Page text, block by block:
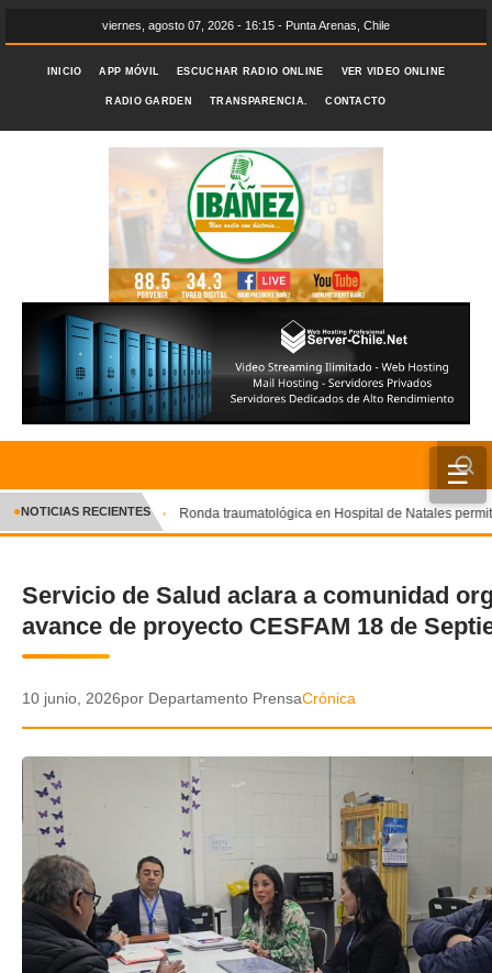
viernes, agosto 07, 2026 - 16:15 - Punta Arenas, Chile
INICIO APP MÓVIL ESCUCHAR RADIO ONLINE VER VIDEO ONLINE
RADIO GARDEN TRANSPARENCIA. CONTACTO
☰
INICIO
CRÓNICA
DEPORTES
ENTRETENIMIENTO Y CULTURA
POLICIAL
VIDEOS
GALERIA DE FOTOS
APP MÓVIL
✕
●NOTICIAS RECIENTES Ronda traumatológica en Hospital de Natales
Servicio de Salud aclara a comunidad
avance de proyecto CESFAM 18 de
10 junio, 2026por Departamento PrensaCrónica